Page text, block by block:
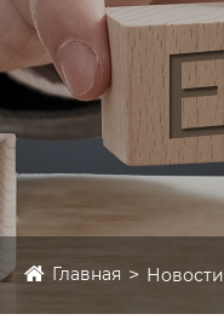
Главная Новости